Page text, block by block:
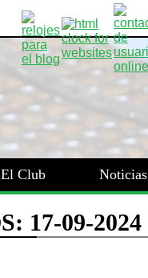
El Club Noticias